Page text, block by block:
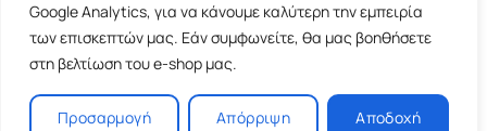
Google Analytics, για να κάνουμε καλύτερη την εμπειρία
των επισκεπτών μας. Εάν συμφωνείτε, θα μας βοηθήσετε
στη βελτίωση του e-shop μας.
Προσαρμογή Απόρριψη Αποδοχή
Copyright 2026 ©Εκδοτικός Οίκος Α.Α. Λιβάνη| All rights
reserved.
Σόλωνος 98, 10680 Αθήνα | Τ:2103661200- F: 2103617791